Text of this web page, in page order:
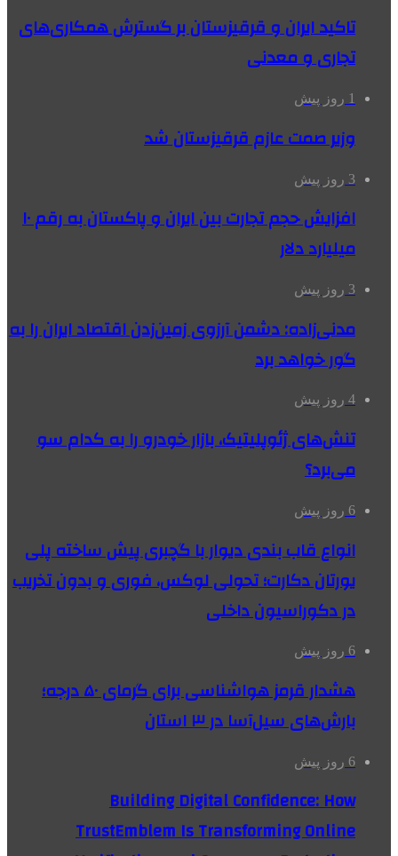
تاکید ایران و قرقیزستان بر گسترش همکاری‌های
تجاری و معدنی
1 روز پیش
وزیر صمت عازم قرقیزستان شد
3 روز پیش
افزایش حجم تجارت بین ایران و پاکستان به رقم ۱۰
میلیارد دلار
3 روز پیش
مدنی‌زاده: دشمن آرزوی زمین‌زدن اقتصاد ایران را به
گور خواهد برد
4 روز پیش
تنش‌های ژئوپلیتیک، بازار خودرو را به کدام سو
می‌برد؟
6 روز پیش
انواع قاب بندی دیوار با گچبری پیش ساخته پلی
یورتان دکارت؛ تحولی لوکس، فوری و بدون تخریب
در دکوراسیون داخلی
6 روز پیش
هشدار قرمز هواشناسی برای گرمای ۵۰ درجه؛
بارش‌های سیل‌آسا در ۳ استان
6 روز پیش
Building Digital Confidence: How
TrustEmblem Is Transforming Online